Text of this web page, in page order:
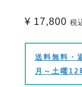
¥ 17,800 税
送料無料・
月～土曜12